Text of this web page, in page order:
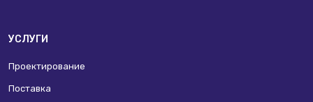
УСЛУГИ
Проектирование
Поставка